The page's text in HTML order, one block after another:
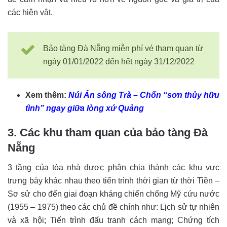
các hiện vật.
Bảo tàng Đà Nẵng miễn phí vé tham quan từ
ngày 01/01/2022 đến hết ngày 31/12/2022
Xem thêm: Núi Ấn sông Trà – Chốn “sơn thủy hữu
tình” ngay giữa lòng xứ Quảng
3. Các khu tham quan của bảo tàng Đà
Nẵng
3 tầng của tòa nhà được phân chia thành các khu vực
trưng bày khác nhau theo tiến trình thời gian từ thời Tiền –
Sơ sử cho đến giai đoạn kháng chiến chống Mỹ cứu nước
(1955 – 1975) theo các chủ đề chính như: Lịch sử tự nhiên
và xã hội; Tiến trình đấu tranh cách mạng; Chứng tích